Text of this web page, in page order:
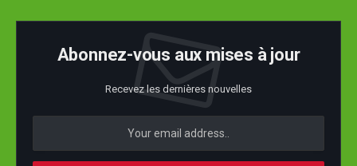
Abonnez-vous aux mises à jour
Recevez les dernières nouvelles